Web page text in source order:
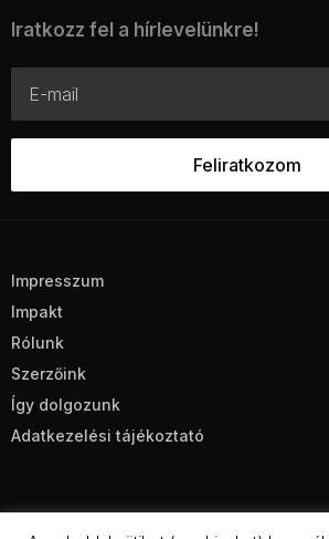
Iratkozz fel a hírlevelünkre!
Impresszum
Impakt
Rólunk
Szerzőink
Így dolgozunk
Adatkezelési tájékoztató